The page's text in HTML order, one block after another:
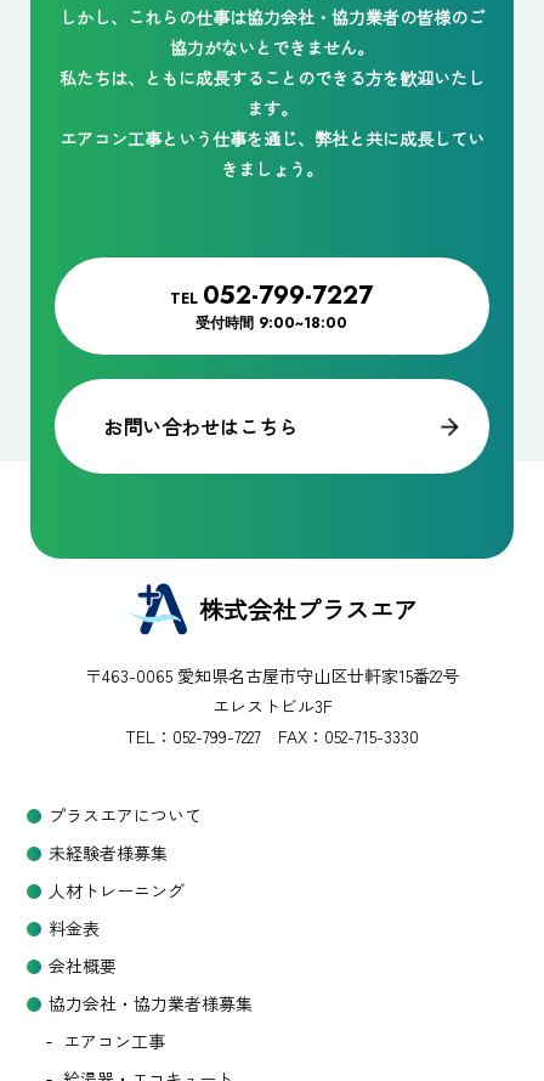
しかし、これらの仕事は協力会社・協力業者の皆様のご
協力がないとできません。
私たちは、ともに成長することのできる方を歓迎いたし
ます。
エアコン工事という仕事を通じ、弊社と共に成長してい
きましょう。
TEL 052-799-7227
受付時間 9:00~18:00
お問い合わせはこちら
株式会社プラスエア
〒463-0065 愛知県名古屋市守山区廿軒家15番22号
エレストビル3F
TEL： 052-799-7227 FAX：052-715-3330
プラスエアについて
未経験者様募集
人材トレーニング
料金表
会社概要
協力会社・協力業者様募集
エアコン工事